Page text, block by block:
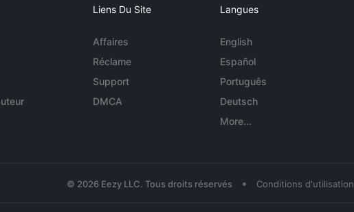
Liens Du Site
Affaires
Réclame
Support
DMCA
Langues
English
Español
Português
Deutsch
More...
© 2026 Eezy LLC. Tous droits réservés • Conditions d'utilisation